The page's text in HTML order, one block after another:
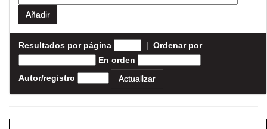
Resultados por página | Ordenar por
En orden
Autor/registro